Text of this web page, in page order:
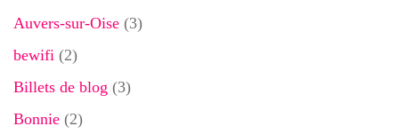
Auvers-sur-Oise (3)
bewifi (2)
Billets de blog (3)
Bonnie (2)